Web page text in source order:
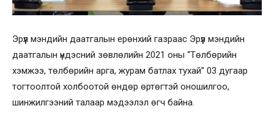
Эрүүл мэндийн даатгалын ерөнхий газраас Эрүүл мэндийн
даатгалын үндэсний зөвлөлийн 2021 оны “Төлбөрийн
хэмжээ, төлбөрийн арга, журам батлах тухай” 03 дугаар
тогтоолтой холбоотой өндөр өртөгтэй оношилгоо,
шинжилгээний талаар мэдээлэл өгч байна.